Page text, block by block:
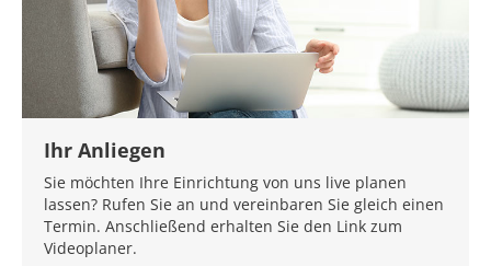
Ihr Anliegen
Sie möchten Ihre Einrichtung von uns live planen
lassen? Rufen Sie an und vereinbaren Sie gleich einen
Termin. Anschließend erhalten Sie den Link zum
Videoplaner.